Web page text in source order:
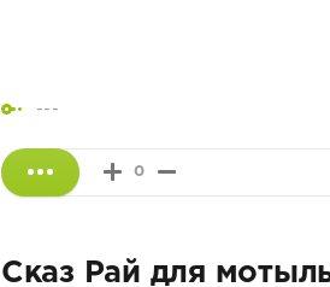
---
0
Сказ Рай для